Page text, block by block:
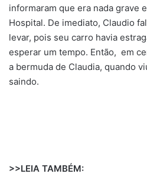
informaram que era nada grave
Hospital. De imediato, Claudio
levar, pois seu carro havia
esperar um tempo. Então, em
a bermuda de Claudia, quando
saindo.
>>LEIA TAMBÉM: